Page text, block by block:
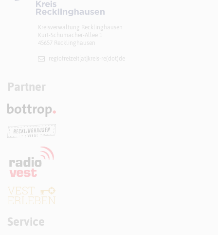
Kreisverwaltung Recklinghausen
Kurt-Schumacher-Allee 1
45657 Recklinghausen
regiofreizeit[at]​kreis-re(dot)de
Partner
Service